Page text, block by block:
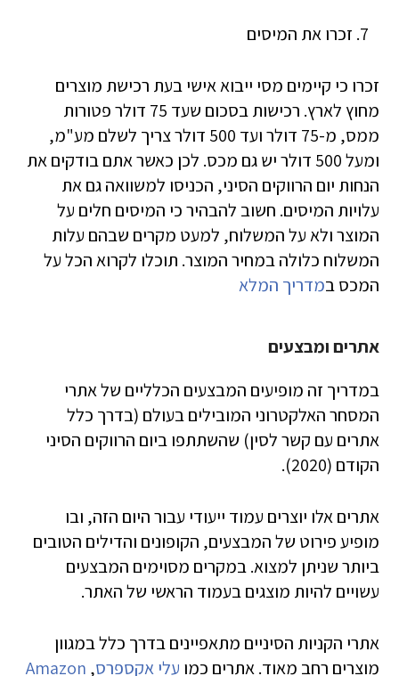
זכרו את המיסים
זכרו כי קיימים מסי ייבוא אישי בעת רכישת מוצרים
מחוץ לארץ. רכישות בסכום שעד 75 דולר פטורות
ממס, מ-75 דולר ועד 500 דולר צריך לשלם מע"מ,
ומעל 500 דולר יש גם מכס. לכן כאשר אתם בודקים את
הנחות יום הרווקים הסיני, הכניסו למשוואה גם את
עלויות המיסים. חשוב להבהיר כי המיסים חלים על
המוצר ולא על המשלוח, למעט מקרים שבהם עלות
המשלוח כלולה במחיר המוצר. תוכלו לקרוא הכל על
המכס במדריך המלא
אתרים ומבצעים
במדריך זה מופיעים המבצעים הכלליים של אתרי
המסחר האלקטרוני המובילים בעולם (בדרך כלל
אתרים עם קשר לסין) שהשתתפו ביום הרווקים הסיני
הקודם (2020).
אתרים אלו יוצרים עמוד ייעודי עבור היום הזה, ובו
מופיע פירוט של המבצעים, הקופונים והדילים הטובים
ביותר שניתן למצוא. במקרים מסוימים המבצעים
עשויים להיות מוצגים בעמוד הראשי של האתר.
אתרי הקניות הסיניים מתאפיינים בדרך כלל במגוון
מוצרים רחב מאוד. אתרים כמו עלי אקספרס,
Amazon